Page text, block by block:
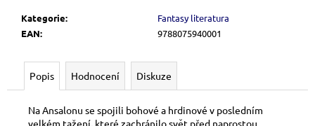
Kategorie:
Fantasy literatura
EAN: 9788075940001
Popis Hodnocení Diskuze
Na Ansalonu se spojili bohové a hrdinové v posledním
velkém tažení, které zachránilo svět před naprostou
u